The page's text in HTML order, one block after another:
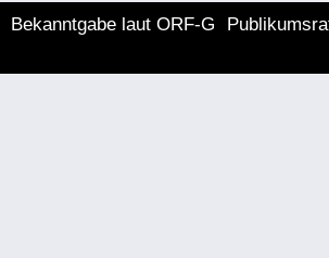
Bekanntgabe laut ORF-G